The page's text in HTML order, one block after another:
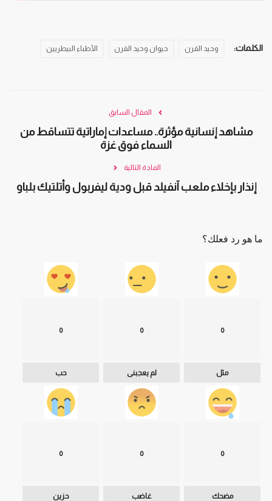
الكلمات: وحيد القرن حيوان وحيد القرن الأطباء البيطريين
المقال السابق
مشاهد إنسانية مؤثرة.. مساعدات إماراتية تتساقط من
السماء فوق غزة
المادة التالية
إنذار بإخلاء ملعب آنفيلد قبل ودية ليفربول وأتلتيك بلباو
ما هو رد فعلك؟
0
مثل
0
لم يعجبنى
0
حب
0
مضحك
0
غاضب
0
حزين